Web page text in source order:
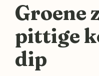
Groene
pittige
dip